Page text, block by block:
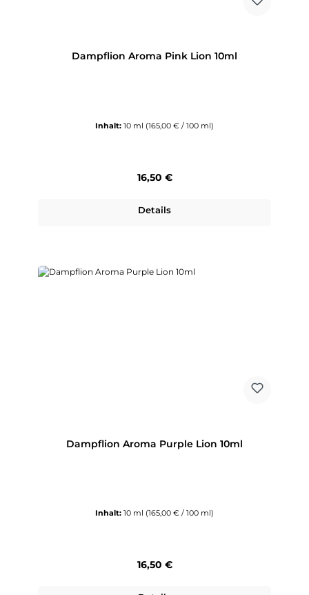
Dampflion Aroma Pink Lion 10ml
Inhalt: 10 ml (165,00 € / 100 ml)
Regulärer Preis:
16,50 €
Details
Dampflion Aroma Purple Lion 10ml
Inhalt: 10 ml (165,00 € / 100 ml)
Regulärer Preis:
16,50 €